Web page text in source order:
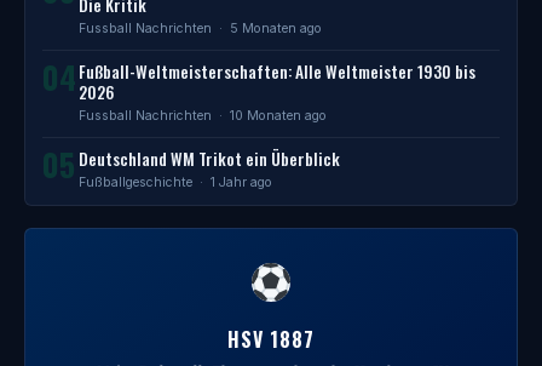
Die Kritik
Fussball Nachrichten · 5 Monaten ago
04 Fußball-Weltmeisterschaften: Alle Weltmeister 1930 bis
2026
Fussball Nachrichten · 10 Monaten ago
05 Deutschland WM Trikot ein Überblick
Fußballgeschichte · 1 Jahr ago
HSV 1887